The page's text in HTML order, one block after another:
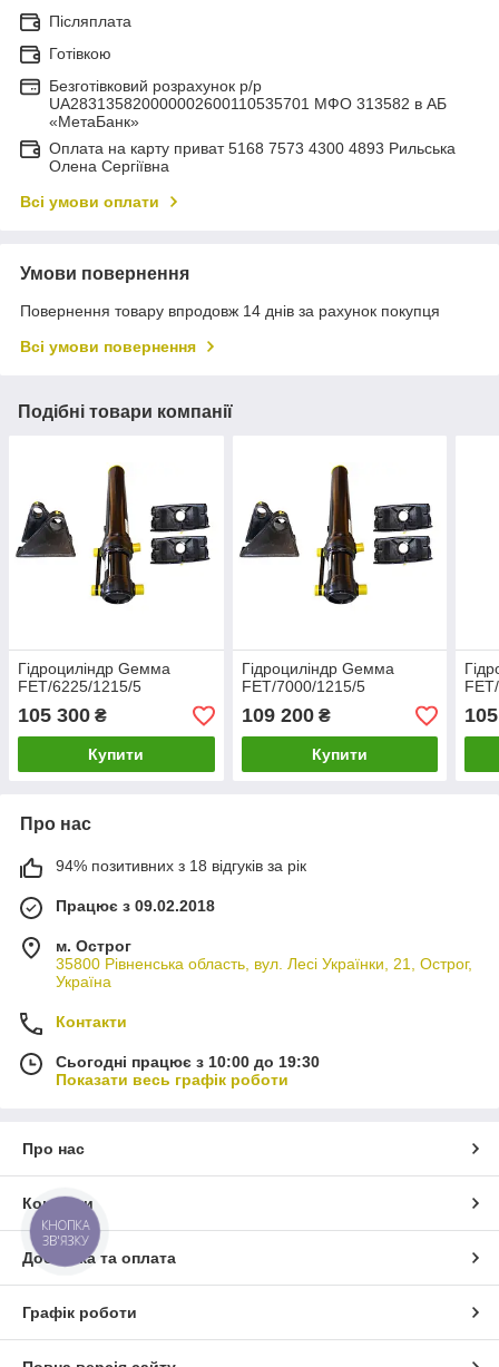
Післяплата
Готівкою
Безготівковий розрахунок р/р
UA283135820000002600110535701 МФО 313582 в АБ
«МетаБанк»
Оплата на карту приват 5168 7573 4300 4893 Рильська
Олена Сергіївна
Всі умови оплати
Умови повернення
Повернення товару впродовж 14 днів за рахунок покупця
Всі умови повернення
Подібні товари компанії
Гідроциліндр Gемма
FET/6225/1215/5
105 300 ₴
Купити
Гідроциліндр Gемма
FET/7000/1215/5
109 200₴
Купити
Про нас
94% позитивних з 18 відгуків за рік
Працює з 09.02.2018
м. Острог
35800 Рівненська область, вул. Лесі Українки, 21, Острог,
Україна
Контакти
Сьогодні працює з 10:00 до 19:30
Показати весь графік роботи
Про нас
Контакти
Доставка та оплата
Графік роботи
КНОПКА
ЗВ'ЯЗКУ